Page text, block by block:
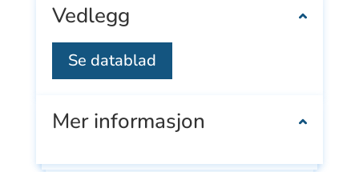
Vedlegg
Se datablad
Mer informasjon